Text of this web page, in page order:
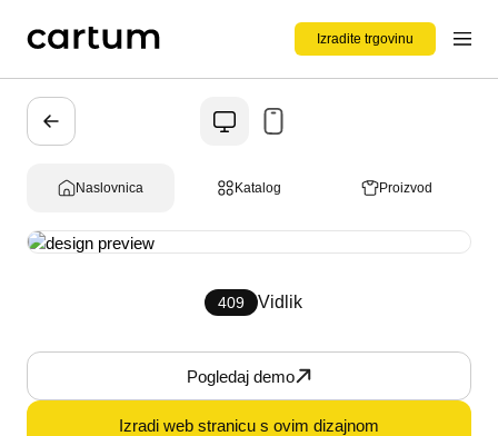
Izradite trgovinu
Naslovnica Katalog Proizvod
409 Vidlik
Pogledaj demo
Izradi web stranicu s ovim dizajnom